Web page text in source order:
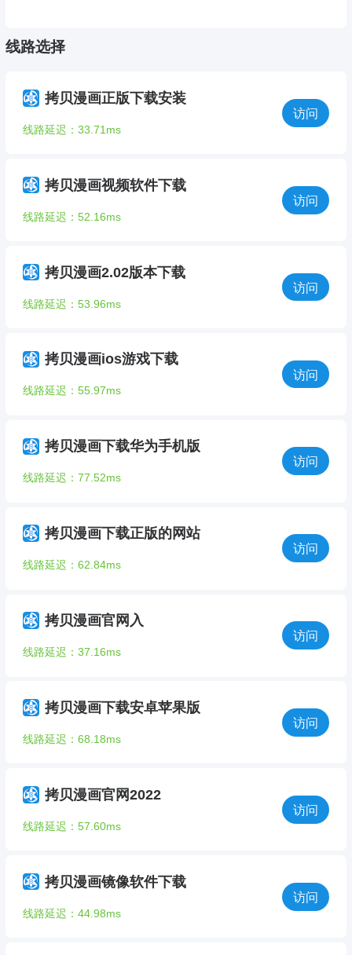
线路选择
拷贝漫画正版下载安装
线路延迟：33.71ms
访问
拷贝漫画视频软件下载
线路延迟：52.16ms
访问
拷贝漫画2.02版本下载
线路延迟：53.96ms
访问
拷贝漫画ios游戏下载
线路延迟：55.97ms
访问
拷贝漫画下载华为手机版
线路延迟：77.52ms
访问
拷贝漫画下载正版的网站
线路延迟：62.84ms
访问
拷贝漫画官网入
线路延迟：37.16ms
访问
拷贝漫画下载安卓苹果版
线路延迟：68.18ms
访问
拷贝漫画官网2022
线路延迟：57.60ms
访问
拷贝漫画镜像软件下载
线路延迟：44.98ms
访问